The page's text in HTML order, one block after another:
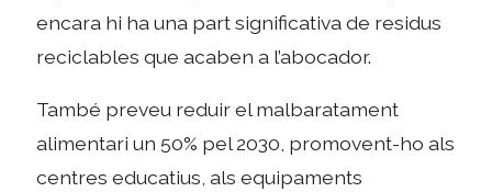
encara hi ha una part significativa de residus
reciclables que acaben a l’abocador.
També preveu reduir el malbaratament
alimentari un 50% pel 2030, promovent-ho als
centres educatius, als equipaments